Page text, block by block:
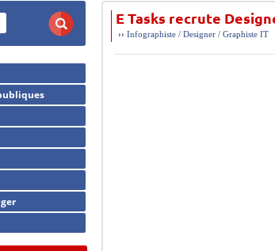
E Tasks recrute
›› Infographiste / Designer / Graphiste IT